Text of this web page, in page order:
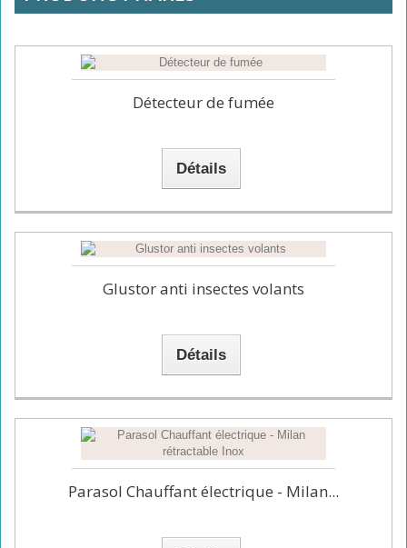
COMMANDEZ MAINTENANT !
encore électrique
COMMANDEZ MAINTENANT !
Détecteur de fumée
Détails
Glustor anti insectes volants
Détails
Parasol Chauffant électrique - Milan...